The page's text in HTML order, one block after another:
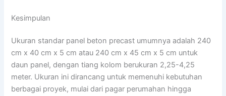
Kesimpulan
Ukuran standar panel beton precast umumnya adalah 240
cm x 40 cm x 5 cm atau 240 cm x 45 cm x 5 cm untuk
daun panel, dengan tiang kolom berukuran 2,25-4,25
meter. Ukuran ini dirancang untuk memenuhi kebutuhan
berbagai proyek, mulai dari pagar perumahan hingga